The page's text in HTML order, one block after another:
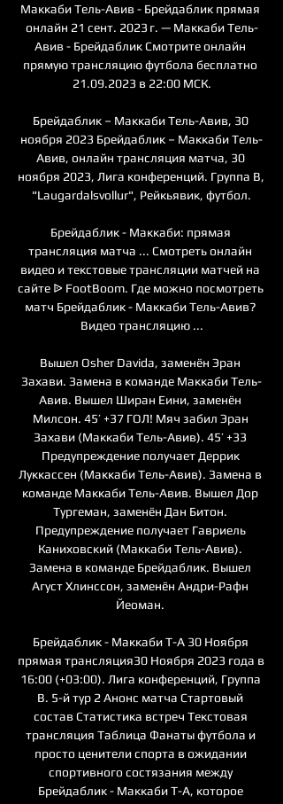
Маккаби Тель-Авив - Брейдаблик прямая
онлайн 21 сент. 2023 г. — Маккаби Тель-
Авив - Брейдаблик Смотрите онлайн
прямую трансляцию футбола бесплатно
21.09.2023 в 22:00 МСК.
Брейдаблик – Маккаби Тель-Авив, 30
ноября 2023 Брейдаблик – Маккаби Тель-
Авив, онлайн трансляция матча, 30
ноября 2023, Лига конференций. Группа B,
"Laugardalsvollur", Рейкьявик, футбол.
Брейдаблик - Маккаби: прямая
трансляция матча ... Смотреть онлайн
видео и текстовые трансляции матчей на
сайте ᐉ FootBoom. Где можно посмотреть
матч Брейдаблик - Маккаби Тель-Авив?
Видео трансляцию ...
Вышел Osher Davida, заменён Эран
Захави. Замена в команде Маккаби Тель-
Авив. Вышел Ширан Еини, заменён
Милсон. 45’ +37 ГОЛ! Мяч забил Эран
Захави (Маккаби Тель-Авив). 45’ +33
Предупреждение получает Деррик
Луккассен (Маккаби Тель-Авив). Замена в
команде Маккаби Тель-Авив. Вышел Дор
Тургеман, заменён Дан Битон.
Предупреждение получает Гавриель
Каниховский (Маккаби Тель-Авив).
Замена в команде Брейдаблик. Вышел
Агуст Хлинссон, заменён Андри-Рафн
Йеоман.
Брейдаблик - Маккаби Т-А 30 Ноября
прямая трансляция30 Ноября 2023 года в
16:00 (+03:00). Лига конференций, Группа
B. 5-й тур 2 Анонс матча Стартовый
состав Статистика встреч Текстовая
трансляция Таблица Фанаты футбола и
просто ценители спорта в ожидании
спортивного состязания между
Брейдаблик - Маккаби Т-А, которое